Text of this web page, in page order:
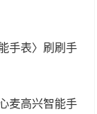
手表〉刷刷手
麦高兴智能手